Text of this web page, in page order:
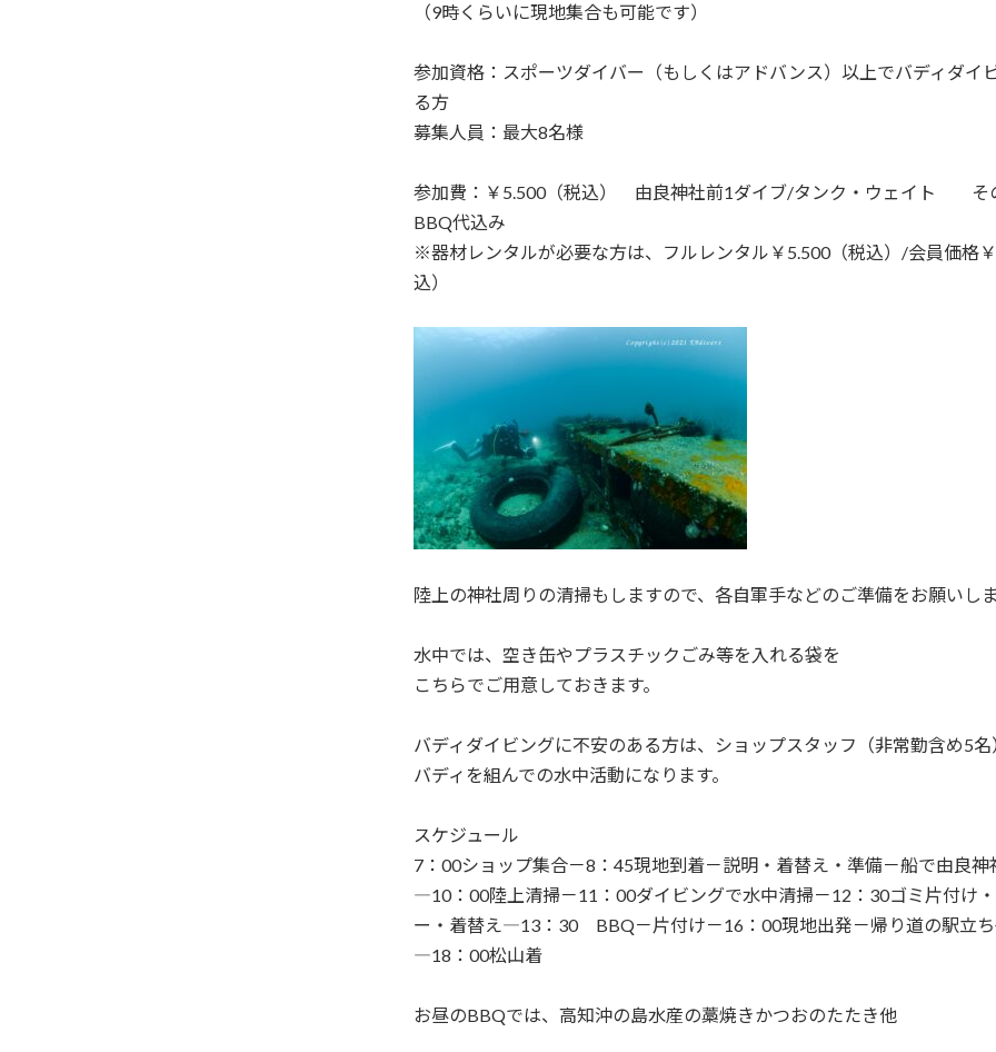
（9時くらいに現地集合も可能です）
参加資格：スポーツダイバー（もしくはアドバンス）以上でバディダイ
る方
募集人員：最大8名様
参加費：￥5.500（税込） 由良神社前1ダイブ/タンク・ウェイト そ
BBQ代込み
※器材レンタルが必要な方は、フルレンタル￥5.500（税込）/会員価格
込）
陸上の神社周りの清掃もしますので、各自軍手などのご準備をお願いしま
水中では、空き缶やプラスチックごみ等を入れる袋を
こちらでご用意しておきます。
バディダイビングに不安のある方は、ショップスタッフ（非常勤含め5名
バディを組んでの水中活動になります。
スケジュール
7：00ショップ集合－8：45現地到着－説明・着替え・準備－船で由良神
―10：00陸上清掃－11：00ダイビングで水中清掃－12：30ゴミ片付け
ー・着替え―13：30 BBQ－片付け－16：00現地出発－帰り道の駅立ち
―18：00松山着
お昼のBBQでは、高知沖の島水産の藁焼きかつおのたたき他